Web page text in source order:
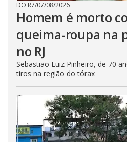
DO R7/07/08/2026
Homem é morto
queima-roupa na
no RJ
Sebastião Luiz Pinheiro, de 70
tiros na região do tórax